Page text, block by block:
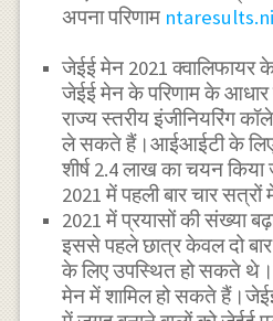
अपना परिणाम
जेईई मेन 2021 क्वालिफायर
जेईई मेन के परिणाम के
राज्य स्तरीय इंजीनियरिंग
ले सकते हैं।आईआईटी के
शीर्ष 2.4 लाख का चयन किया
2021 में पहली बार चार सत्रों
2021 में प्रयासों की संख्या
इससे पहले छात्र केवल दो बार
के लिए उपस्थित हो सकते
मेन में शामिल हो सकते